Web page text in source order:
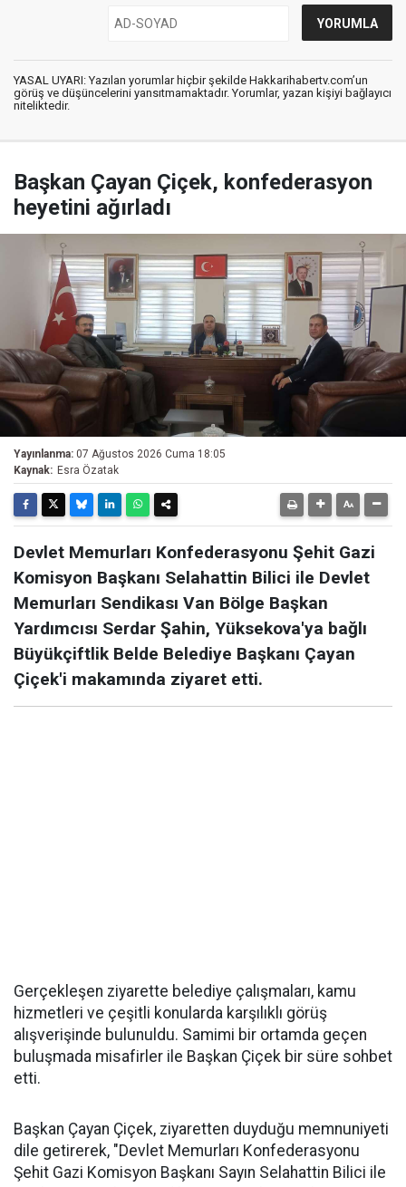
YASAL UYARI: Yazılan yorumlar hiçbir şekilde Hakkarihabertv.com’un
görüş ve düşüncelerini yansıtmamaktadır. Yorumlar, yazan kişiyi bağlayıcı
niteliktedir.
Başkan Çayan Çiçek, konfederasyon
heyetini ağırladı
Yayınlanma: 07 Ağustos 2026 Cuma 18:05
Kaynak: Esra Özatak
Devlet Memurları Konfederasyonu Şehit Gazi
Komisyon Başkanı Selahattin Bilici ile Devlet
Memurları Sendikası Van Bölge Başkan
Yardımcısı Serdar Şahin, Yüksekova'ya bağlı
Büyükçiftlik Belde Belediye Başkanı Çayan
Çiçek'i makamında ziyaret etti.
Gerçekleşen ziyarette belediye çalışmaları, kamu
hizmetleri ve çeşitli konularda karşılıklı görüş
alışverişinde bulunuldu. Samimi bir ortamda geçen
buluşmada misafirler ile Başkan Çiçek bir süre sohbet
etti.
Başkan Çayan Çiçek, ziyaretten duyduğu memnuniyeti
dile getirerek, "Devlet Memurları Konfederasyonu
Şehit Gazi Komisyon Başkanı Sayın Selahattin Bilici ile